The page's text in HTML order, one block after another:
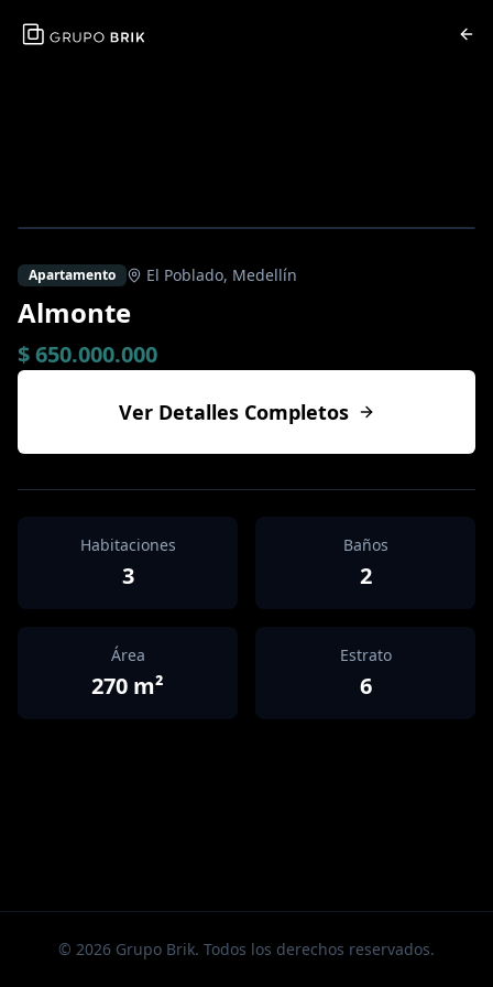
Apartamento El Poblado, Medellín
Almonte
$ 650.000.000
Ver Detalles Completos
Habitaciones
3
Baños
2
Área
270 m²
Estrato
6
© 2026 Grupo Brik. Todos los derechos reservados.